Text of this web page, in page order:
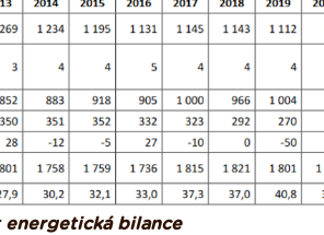
energetická bilance